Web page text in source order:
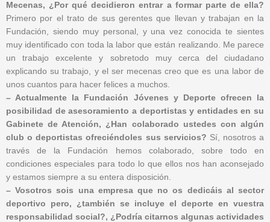
Mecenas, ¿Por qué decidieron entrar a formar parte de ella?
Primero por el trato de sus gerentes que llevan y trabajan en la
Fundación, siendo muy personal, y una vez conocida te sientes
muy identificado con toda la labor que están realizando. Me parece
un trabajo excelente y sobretodo muy cerca del ciudadano
explicando su trabajo, y el ser mecenas creo que es una labor de
unos cuantos para hacer felices a muchos.
– Actualmente la Fundación Jóvenes y Deporte ofrecen la
posibilidad de asesoramiento a deportistas y entidades en su
Gabinete de Atención, ¿Han colaborado ustedes con algún
club o deportistas ofreciéndoles sus servicios? Sí, nosotros a
través de la Fundación hemos colaborado, sobre todo en
condiciones especiales para todo lo que ellos nos han aconsejado
y estamos siempre a su entera disposición.
– Vosotros sois una empresa que no os dedicáis al sector
deportivo pero, ¿también se incluye el deporte en vuestra
responsabilidad social?, ¿Podría citarnos algunas actividades